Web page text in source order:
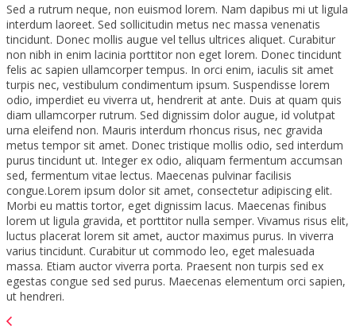
Sed a rutrum neque, non euismod lorem. Nam dapibus mi ut ligula
interdum laoreet. Sed sollicitudin metus nec massa venenatis
tincidunt. Donec mollis augue vel tellus ultrices aliquet. Curabitur
non nibh in enim lacinia porttitor non eget lorem. Donec tincidunt
felis ac sapien ullamcorper tempus. In orci enim, iaculis sit amet
turpis nec, vestibulum condimentum ipsum. Suspendisse lorem
odio, imperdiet eu viverra ut, hendrerit at ante. Duis at quam quis
diam ullamcorper rutrum. Sed dignissim dolor augue, id volutpat
urna eleifend non. Mauris interdum rhoncus risus, nec gravida
metus tempor sit amet. Donec tristique mollis odio, sed interdum
purus tincidunt ut. Integer ex odio, aliquam fermentum accumsan
sed, fermentum vitae lectus. Maecenas pulvinar facilisis
congue.Lorem ipsum dolor sit amet, consectetur adipiscing elit.
Morbi eu mattis tortor, eget dignissim lacus. Maecenas finibus
lorem ut ligula gravida, et porttitor nulla semper. Vivamus risus elit,
luctus placerat lorem sit amet, auctor maximus purus. In viverra
varius tincidunt. Curabitur ut commodo leo, eget malesuada
massa. Etiam auctor viverra porta. Praesent non turpis sed ex
egestas congue sed sed purus. Maecenas elementum orci sapien,
ut hendreri.